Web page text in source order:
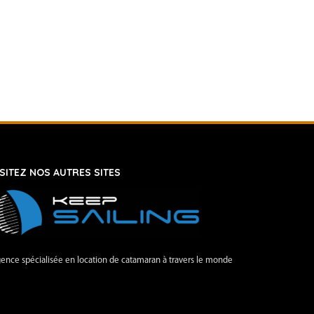
NOS AUTRES SITES
spécialisée en location de catamaran à travers le monde